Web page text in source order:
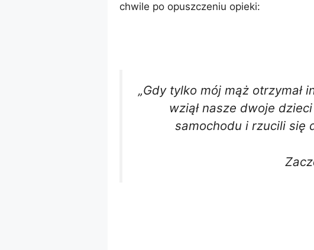
chwile po opuszczeniu opieki:
„Gdy tylko mój mąż otrzymał
wziął nasze dwoje
samochodu i rzucili się